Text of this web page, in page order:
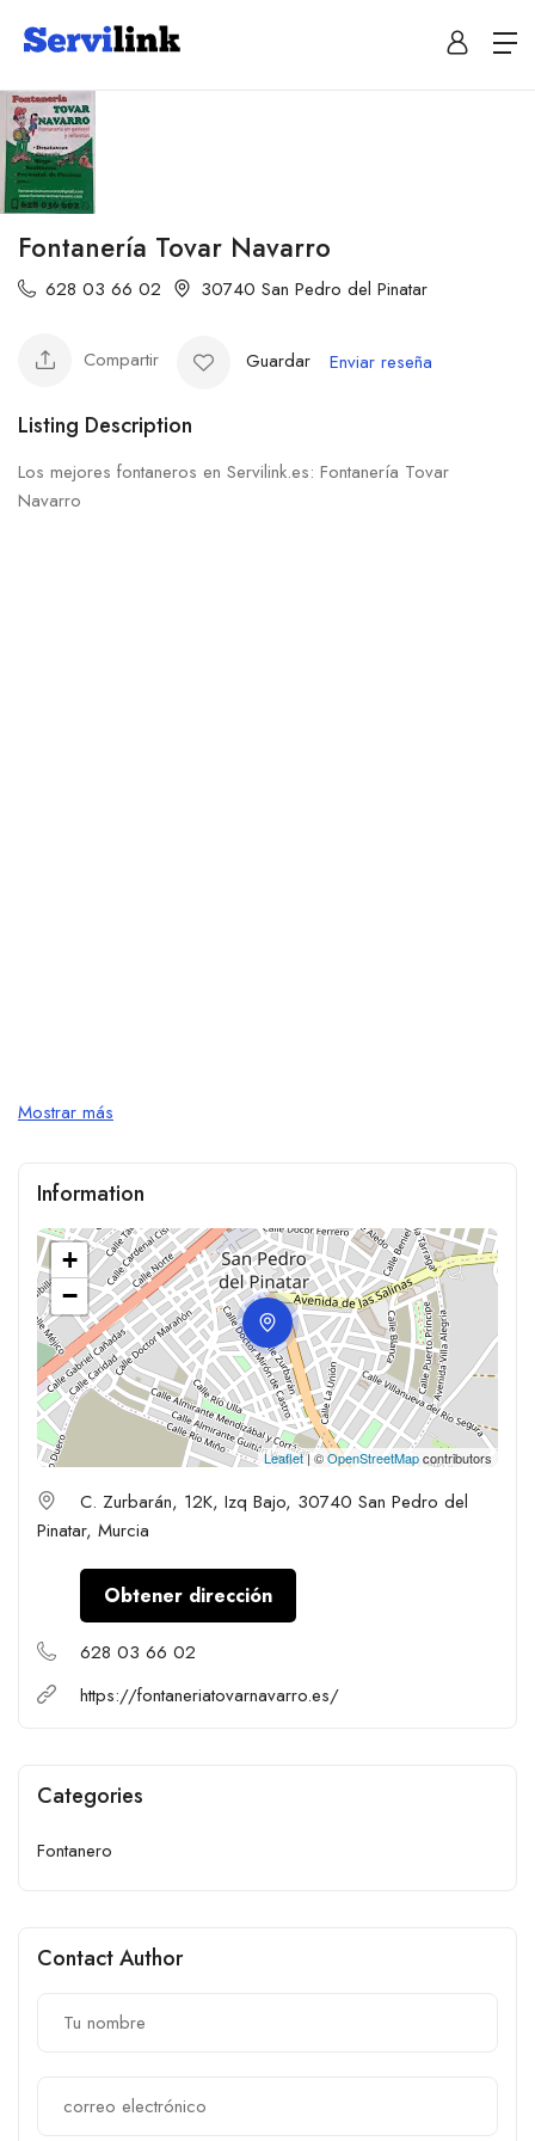
Fontanería Tovar Navarro
628 03 66 02 30740 San Pedro del Pinatar
Compartir Guardar Enviar reseña
Listing Description
Los mejores fontaneros en Servilink.es: Fontanería Tovar
Navarro
Mostrar más
Information
+
−
Leaflet| ©OpenStreetMapcontributors
C. Zurbarán, 12K, Izq Bajo, 30740 San Pedro del
Pinatar, Murcia
Obtener dirección
628 03 66 02
https://fontaneriatovarnavarro.es/
Categories
Fontanero
Contact Author